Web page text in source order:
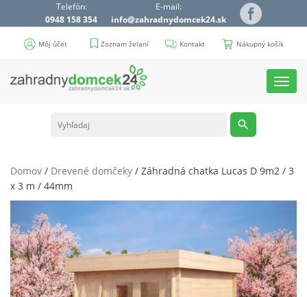
Telefón:
0948 158 354
E-mail:
info@zahradnydomcek24.sk
Môj účet Zoznam želaní Kontakt Nákupný košík
Toggle
Domov / Drevené domčeky / Záhradná chatka Lucas D 9m2 / 3
x 3 m / 44mm